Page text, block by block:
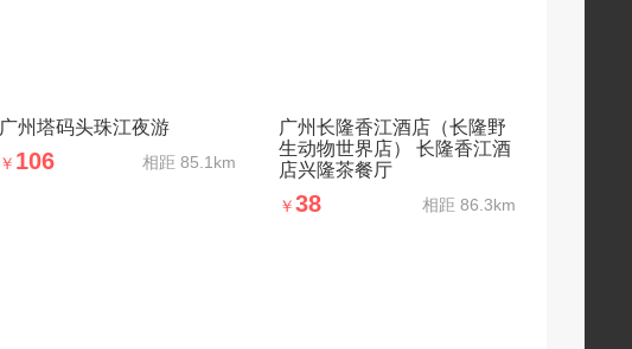
广州塔码头珠江夜游
￥ 106 相距 85.1km
广州长隆香江酒店（长隆野
生动物世界店） 长隆香江酒
店兴隆茶餐厅
￥38 相距 86.3km